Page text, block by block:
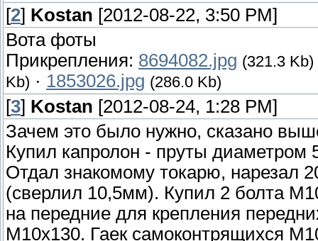
[2] Kostan [2012-08-22, 3:50 PM]
Вота фоты
Прикрепления: 8694082.jpg (321.3 Kb)
Kb) · 1853026.jpg (286.0 Kb)
[3] Kostan [2012-08-24, 1:28 PM]
Зачем это было нужно, сказано
Купил капролон - пруты диаметром
Отдал знакомому токарю, нарезал
(сверлил 10,5мм). Купил 2 болта
на передние для крепления
М10х130. Гаек самоконтрящихся